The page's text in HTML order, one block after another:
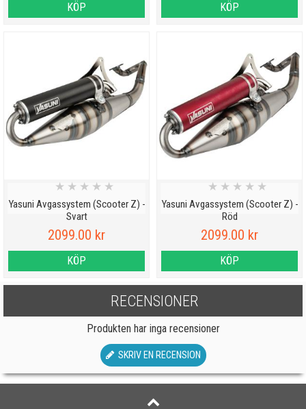
KÖP KÖP
Yasuni Avgassystem (Scooter Z) -
Svart
★ ★ ★ ★ ★
2099.00 kr
KÖP
Yasuni Avgassystem (Scooter Z) -
Röd
★ ★ ★ ★ ★
2099.00 kr
KÖP
RECENSIONER
Produkten har inga recensioner
SKRIV EN RECENSION